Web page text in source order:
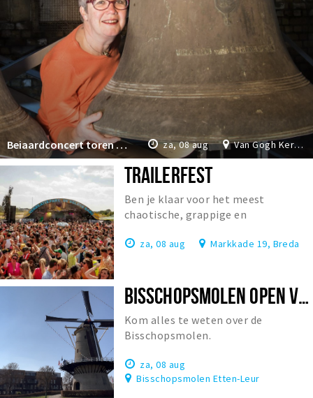
Van Gogh Kerk Etten-Leur
za, 08 aug
Beiaardconcert toren Van Gogh Kerk
TRAILERFEST
Ben je klaar voor het meest
chaotische, grappige en
Nederland?
za, 08 aug Markkade 19, Breda
BISSCHOPSMOLEN OPEN VOOR BEZOEK
Kom alles te weten over de
Bisschopsmolen.
za, 08 aug
Bisschopsmolen Etten-Leur